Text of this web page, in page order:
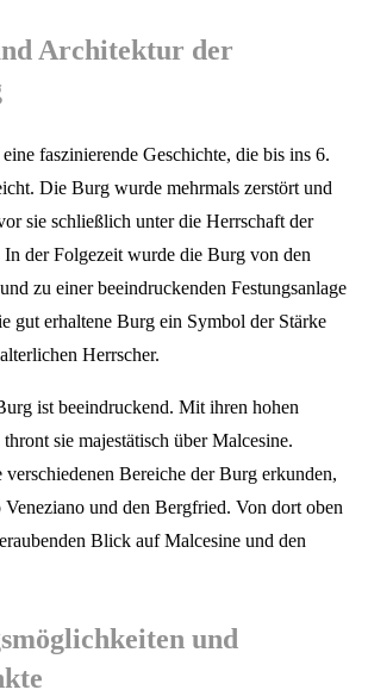
Architektur der
faszinierende Geschichte, die bis ins 6.
Die Burg wurde mehrmals zerstört und
sie schließlich unter die Herrschaft der
der Folgezeit wurde die Burg von den
zu einer beeindruckenden Festungsanlage
gut erhaltene Burg ein Symbol der Stärke
Herrscher.
ist beeindruckend. Mit ihren hohen
sie majestätisch über Malcesine.
Bereiche der Burg erkunden,
Veneziano und den Bergfried. Von dort oben
Blick auf Malcesine und den
und